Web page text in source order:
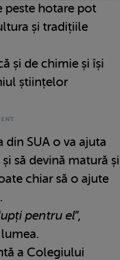
peste hotare pot
și tradițiile
și de chimie și își
științelor
din SUA o va ajuta
să devină matură și
chiar să o ajute
pentru el”,
a Colegiului